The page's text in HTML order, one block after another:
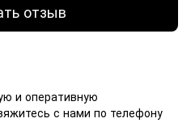
отзыв
и оперативную
с нами по телефону